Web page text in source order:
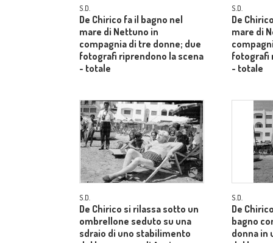
S.D.
De Chirico fa il bagno nel
mare di Nettuno in
compagnia di tre donne; due
fotografi riprendono la scena
- totale
S.D.
De
mare di
fotografi
- totale
S.D.
De Chirico si rilassa sotto un
ombrellone seduto su una
sdraio di uno stabilimento
S.D.
De
bagno
donna in